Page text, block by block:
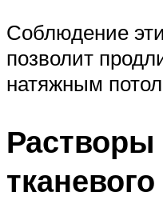
Соблюдение
позволит
натяжным
Растворы